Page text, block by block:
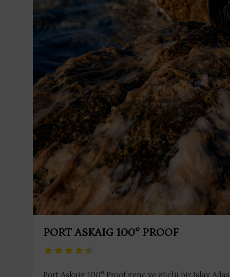
PORT ASKAIG 100° PROOF
Port Askaig 100° Proof genç ve güçlü bir Islay